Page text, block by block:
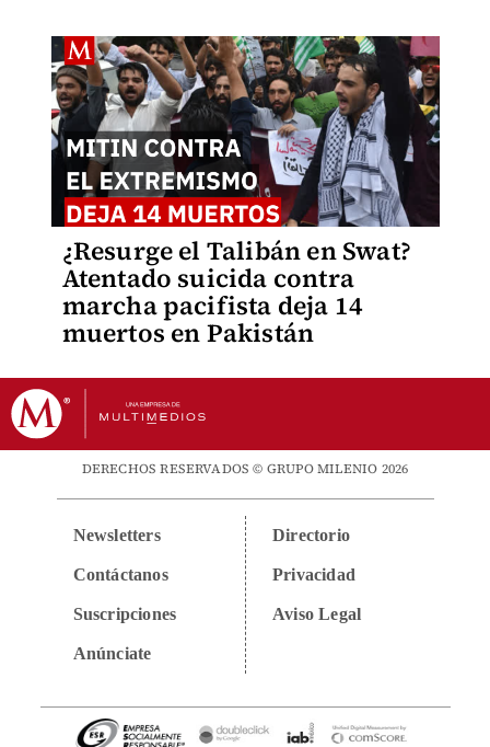
¿Resurge el Talibán en Swat?
Atentado suicida contra
marcha pacifista deja 14
muertos en Pakistán
DERECHOS RESERVADOS © GRUPO MILENIO 2026
Newsletters
Contáctanos
Suscripciones
Anúnciate
Directorio
Privacidad
Aviso Legal